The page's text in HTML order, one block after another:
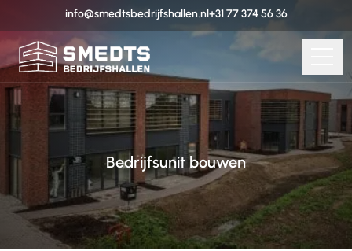
info@smedtsbedrijfshallen.nl+31 77 374 56 36
Bedrijfsunit bouwen